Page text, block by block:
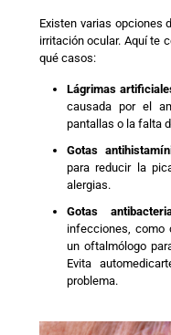
Existen varias opciones
irritación ocular. Aquí te
qué casos:
Lágrimas
causada por el
pantallas o la falta
Gotas
para reducir la
alergias.
Gotas
infecciones, como
un oftalmólogo
Evita
problema.